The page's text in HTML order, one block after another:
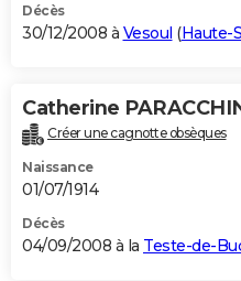
Décès
30/12/2008 à Vesoul (Haute-
Catherine
Créer une cagnotte obsèques
Naissance
01/07/1914
Décès
04/09/2008 à la Teste-de-